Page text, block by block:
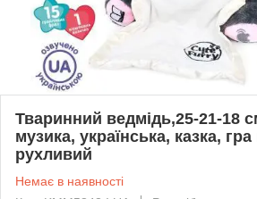
Тваринний ведмідь,25-21-18
музика, українська, казка,
рухливий
Немає в наявності